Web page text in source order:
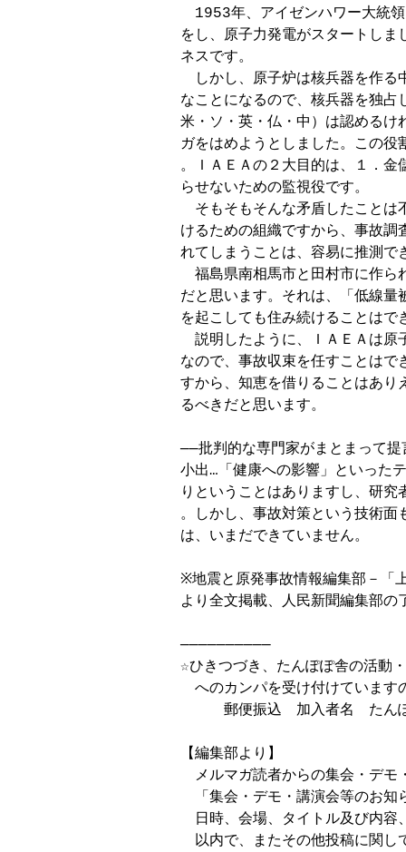
1953年、アイゼンハワー大統
をし、原子力発電がスタートし
ネスです。
しかし、原子炉は核兵器を作る
なことになるので、核兵器を独
米・ソ・英・仏・中）は認めるけ
ガをはめようとしました。この
。ＩＡＥＡの２大目的は、１．
らせないための監視役です。
そもそもそんな矛盾したことは
けるための組織ですから、事故
れてしまうことは、容易に推測で
福島県南相馬市と田村市に作ら
だと思います。それは、「低線
を起こしても住み続けることはで
説明したように、ＩＡＥＡは原
なので、事故収束を任すことは
すから、知恵を借りることはあり
るべきだと思います。
──批判的な専門家がまとまって
小出…「健康への影響」といった
りということはありますし、研
。しかし、事故対策という技術
は、いまだできていません。
※地震と原発事故情報編集部－「
より全文掲載、人民新聞編集部の
──────────
☆ひきつづき、たんぽぽ舎の活動
へのカンパを受け付けています
郵便振込　加入者名　たん
【編集部より】
メルマガ読者からの集会・デモ
「集会・デモ・講演会等のお知
日時、会場、タイトル及び内容
以内で、またその他投稿に関し